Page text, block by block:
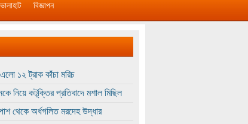
বিজ্ঞাপন
১২ ট্রাক কাঁচা মরিচ
নিয়ে কটূক্তির প্রতিবাদে মশাল মিছিল
থেকে অর্ধগলিত মরদেহ উদ্ধার